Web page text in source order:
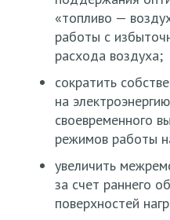
«топливо —
работы с
расхода воздуха;
сократить
на
своевременного
режимов работы
увеличить
за счет раннего
поверхностей